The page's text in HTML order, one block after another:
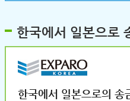
한국에서 일본으로
한국에서 일본으로의